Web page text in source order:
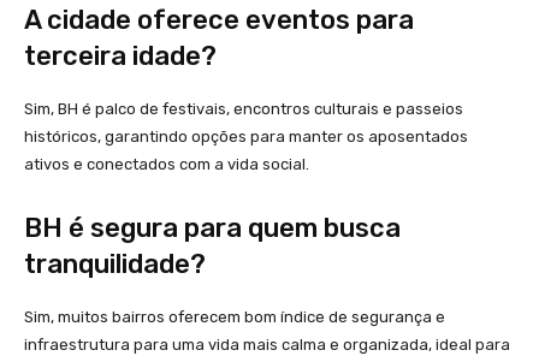
A cidade oferece eventos para
terceira idade?
Sim, BH é palco de festivais, encontros culturais e passeios
históricos, garantindo opções para manter os aposentados
ativos e conectados com a vida social.
BH é segura para quem busca
tranquilidade?
Sim, muitos bairros oferecem bom índice de segurança e
infraestrutura para uma vida mais calma e organizada, ideal para